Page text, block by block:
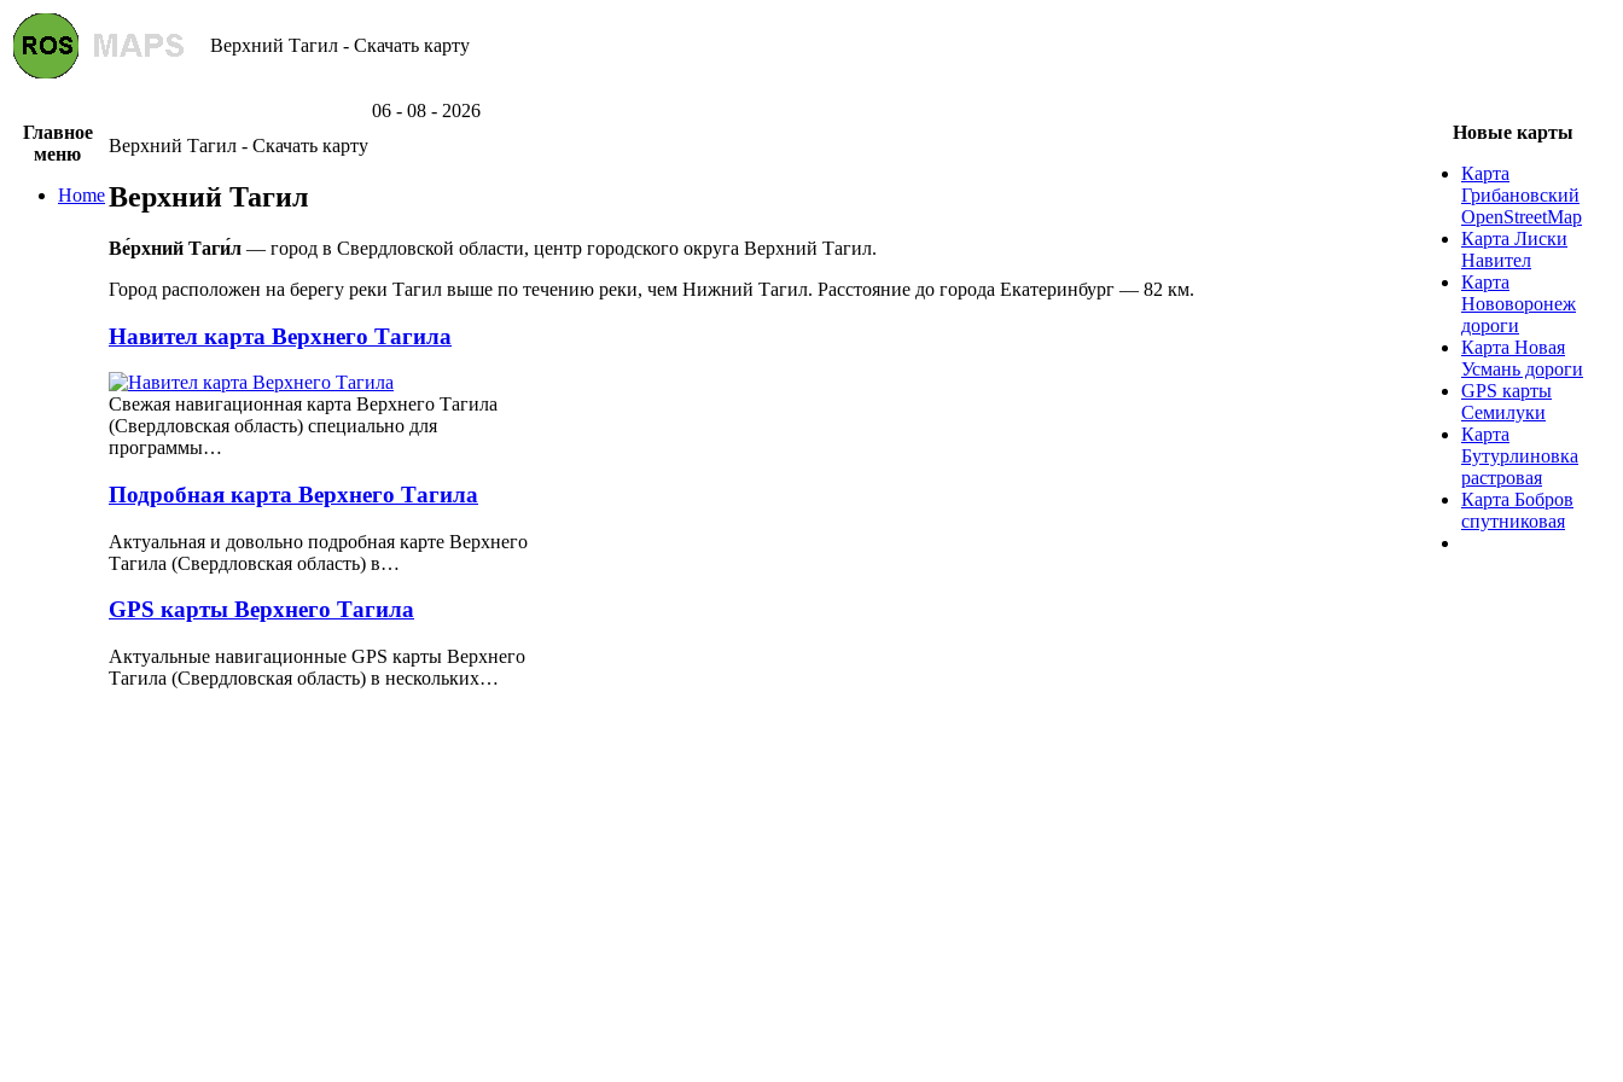
Верхний Тагил - Скачать карту
06 - 08 - 2026
Главное
меню
Home
Верхний Тагил - Скачать карту
Верхний Тагил
Ве́рхний Таги́л — город в Свердловской области, центр городского округа Верхний Тагил.
Город расположен на берегу реки Тагил выше по течению реки, чем Нижний Тагил. Расстояние до города Екатеринбург — 82 км.
Навител карта Верхнего Тагила
Свежая навигационная карта Верхнего Тагила
(Свердловская область) специально для
программы…
Подробная карта Верхнего Тагила
Актуальная и довольно подробная карте Верхнего
Тагила (Свердловская область) в…
GPS карты Верхнего Тагила
Актуальные навигационные GPS карты Верхнего
Тагила (Свердловская область) в нескольких…
Новые карты
Карта
Грибановский
OpenStreetMap
Карта Лиски
Навител
Карта
Нововоронеж
дороги
Карта Новая
Усмань дороги
GPS карты
Семилуки
Карта
Бутурлиновка
растровая
Карта Бобров
спутниковая